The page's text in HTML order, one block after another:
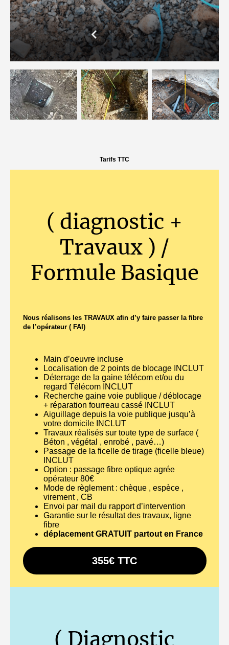
Tarifs TTC
( diagnostic +
Travaux ) /
Formule Basique
Nous réalisons les TRAVAUX afin d’y faire passer la fibre
de l’opérateur ( FAI)
Main d’oeuvre incluse
Localisation de 2 points de blocage INCLUT
Déterrage de la gaine télécom et/ou du
regard Télécom INCLUT
Recherche gaine voie publique / déblocage
+ réparation fourreau cassé INCLUT
Aiguillage depuis la voie publique jusqu’à
votre domicile INCLUT
Travaux réalisés sur toute type de surface (
Béton , végétal , enrobé , pavé…)
Passage de la ficelle de tirage (ficelle bleue)
INCLUT
Option : passage fibre optique agrée
opérateur 80€
Mode de règlement : chèque , espèce ,
virement , CB
Envoi par mail du rapport d’intervention
Garantie sur le résultat des travaux, ligne
fibre
déplacement GRATUIT partout en France
355€ TTC
( Diagnostic